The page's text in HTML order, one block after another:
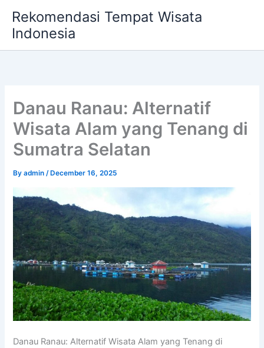
content
Rekomendasi Tempat Wisata
Indonesia
Danau Ranau: Alternatif
Wisata Alam yang Tenang di
Sumatra Selatan
Byadmin/ December 16, 2025
Danau Ranau: Alternatif Wisata Alam yang Tenang di